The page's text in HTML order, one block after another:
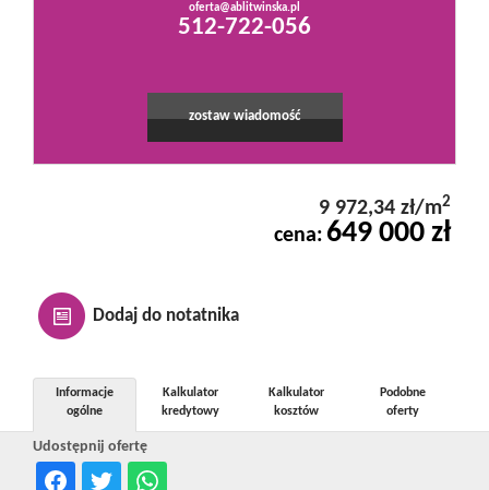
Kontakt
dla
oferta@ablitwinska.pl
512-722-056
zostaw wiadomość
9 972,34 zł/m2
cena: 649 000 zł
Dodaj do notatnika
Udostępnij ofertę
Informacje
ogólne
Kalkulator
kredytowy
Kalkulator
kosztów
Podobne
oferty